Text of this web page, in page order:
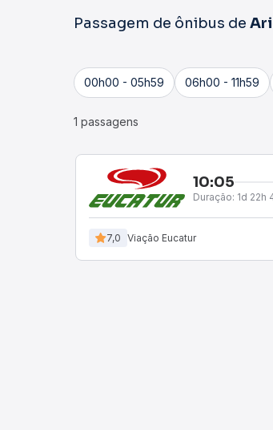
Passagem de ônibus de
00h00 - 05h59 06h00 - 11h59
1 passagens
10:05
Duração: 1d 22h
7,0 Viação Eucatur